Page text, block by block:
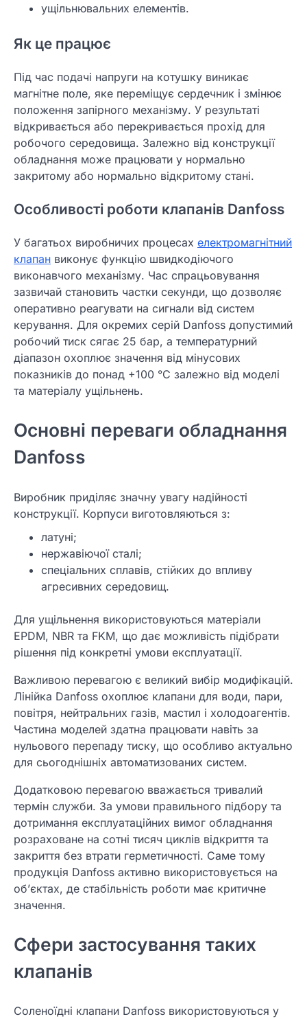
ущільнювальних елементів.
Як це працює
Під час подачі напруги на котушку виникає
магнітне поле, яке переміщує сердечник і змінює
положення запірного механізму. У результаті
відкривається або перекривається прохід для
робочого середовища. Залежно від конструкції
обладнання може працювати у нормально
закритому або нормально відкритому стані.
Особливості роботи клапанів Danfoss
У багатьох виробничих процесах електромагнітний
клапан виконує функцію швидкодіючого
виконавчого механізму. Час спрацьовування
зазвичай становить частки секунди, що дозволяє
оперативно реагувати на сигнали від систем
керування. Для окремих серій Danfoss допустимий
робочий тиск сягає 25 бар, а температурний
діапазон охоплює значення від мінусових
показників до понад +100 °C залежно від моделі
та матеріалу ущільнень.
Основні переваги обладнання
Danfoss
Виробник приділяє значну увагу надійності
конструкції. Корпуси виготовляються з:
латуні;
нержавіючої сталі;
спеціальних сплавів, стійких до впливу
агресивних середовищ.
Для ущільнення використовуються матеріали
EPDM, NBR та FKM, що дає можливість підібрати
рішення під конкретні умови експлуатації.
Важливою перевагою є великий вибір модифікацій.
Лінійка Danfoss охоплює клапани для води, пари,
повітря, нейтральних газів, мастил і холодоагентів.
Частина моделей здатна працювати навіть за
нульового перепаду тиску, що особливо актуально
для сьогоднішніх автоматизованих систем.
Додатковою перевагою вважається тривалий
термін служби. За умови правильного підбору та
дотримання експлуатаційних вимог обладнання
розраховане на сотні тисяч циклів відкриття та
закриття без втрати герметичності. Саме тому
продукція Danfoss активно використовується на
об’єктах, де стабільність роботи має критичне
значення.
Сфери застосування таких
клапанів
Соленоїдні клапани Danfoss використовуються у